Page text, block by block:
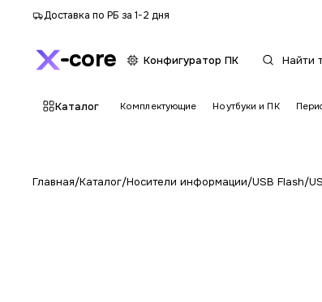
Доставка по РБ за 1-2 дня
core Конфигуратор ПК
Каталог Комплектующие Ноутбуки и ПК
Главная/Каталог/Носители информации/USB Flash/